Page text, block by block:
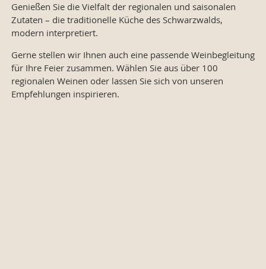
Genießen Sie die Vielfalt der regionalen und saisonalen
Zutaten – die traditionelle Küche des Schwarzwalds,
modern interpretiert.
Gerne stellen wir Ihnen auch eine passende Weinbegleitung
für Ihre Feier zusammen. Wählen Sie aus über 100
regionalen Weinen oder lassen Sie sich von unseren
Empfehlungen inspirieren.